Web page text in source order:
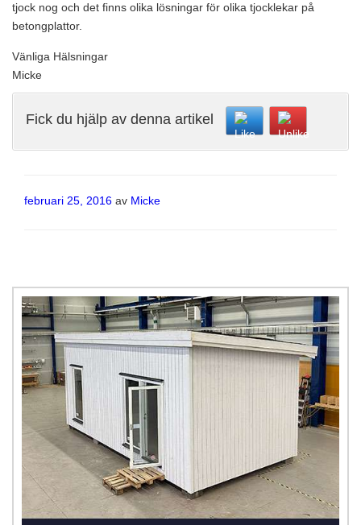
tjock nog och det finns olika lösningar för olika tjocklekar på
betongplattor.
Vänliga Hälsningar
Micke
Fick du hjälp av denna artikel
Publicerat
februari 25, 2016 av Micke